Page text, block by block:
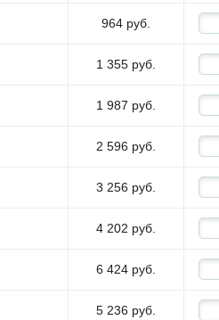
964 руб.
1 355 руб.
1 987 руб.
2 596 руб.
3 256 руб.
4 202 руб.
6 424 руб.
5 236 руб.